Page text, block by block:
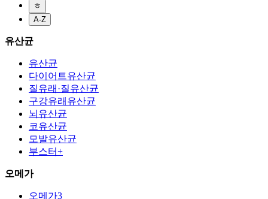
ㅎ
A-Z
유산균
유산균
다이어트유산균
질유래·질유산균
구강유래유산균
뇌유산균
코유산균
모발유산균
부스터+
오메가
오메가3